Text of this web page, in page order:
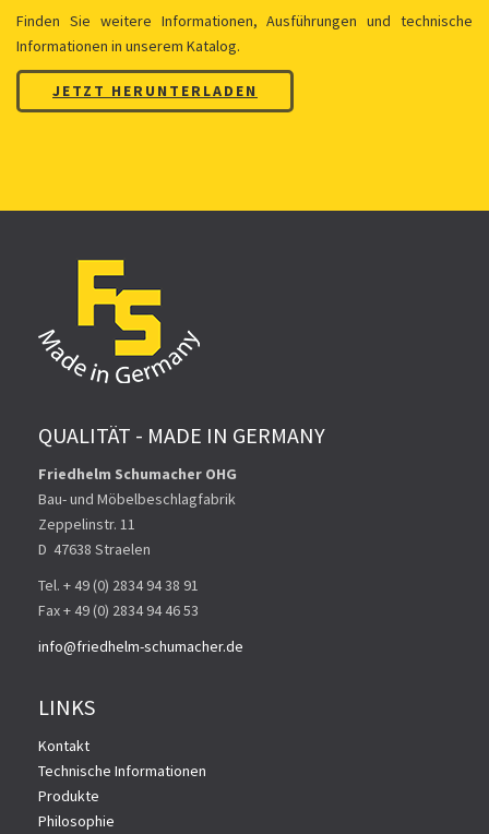
Finden Sie weitere Informationen, Ausführungen und technische
Informationen in unserem Katalog.
JETZT HERUNTERLADEN
QUALITÄT - MADE IN GERMANY
Friedhelm Schumacher OHG
Bau- und Möbelbeschlagfabrik
Zeppelinstr. 11
D ­ 47638 Straelen
Tel. + 49 (0) 2834 94 38 91
Fax + 49 (0) 2834 94 46 53
info@friedhelm-schumacher.de
LINKS
Kontakt
Technische Informationen
Produkte
Philosophie